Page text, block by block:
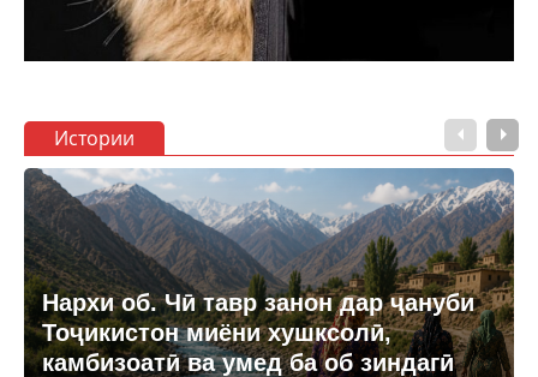
Истории
Нархи об. Чӣ тавр занон дар ҷануби
Тоҷикистон миёни хушксолӣ,
камбизоатӣ ва умед ба об зиндагӣ